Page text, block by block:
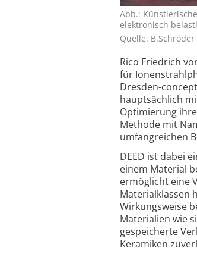
Abb.:
elektronisch
Quelle: B.Schröder
Rico Friedrich
für
Dresden-
hauptsächlich
Optimierung
Methode mit
umfangreichen
DEED ist dabei
einem Material
ermöglicht eine
Materialklassen
Wirkungsweise
Materialien wie
gespeicherte
Keramiken